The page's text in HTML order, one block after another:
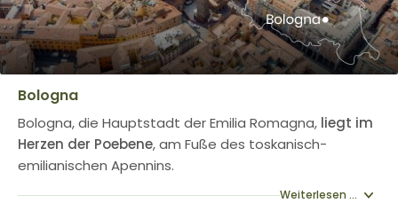
Bologna
Bologna, die Hauptstadt der Emilia Romagna, liegt im
Herzen der Poebene, am Fuße des toskanisch-
emilianischen Apennins.
Weiterlesen ...